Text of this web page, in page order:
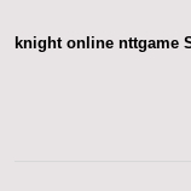
knight online nttgame